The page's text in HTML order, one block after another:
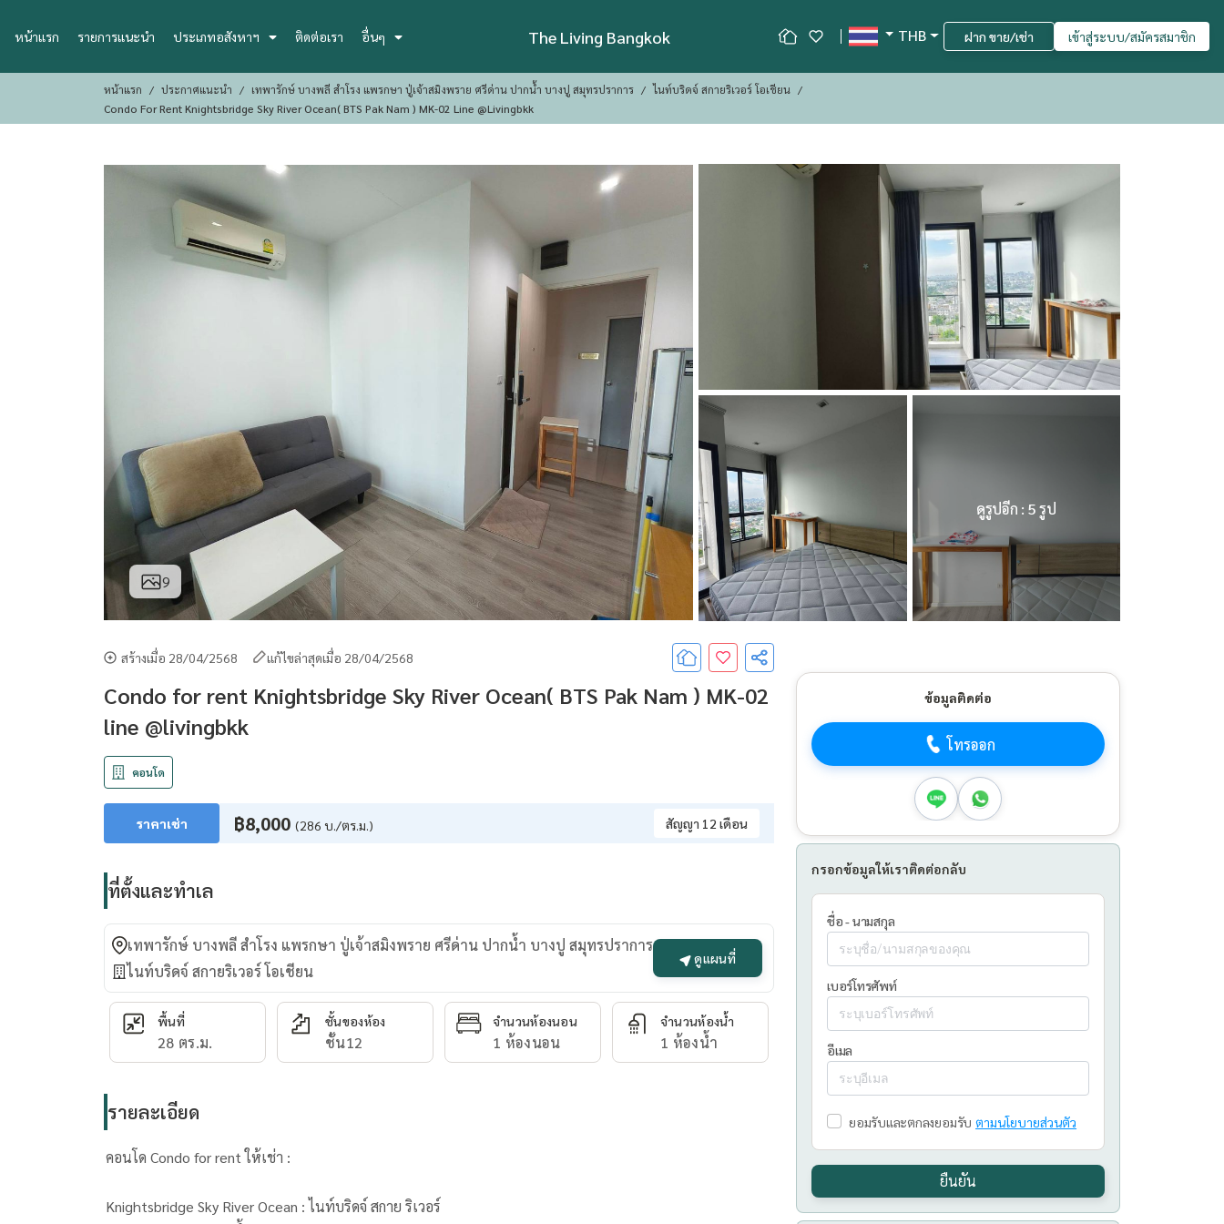
หน้าแรก รายการแนะนำ ประเภทอสังหาฯ ติดต่อเรา อื่นๆ The Living Bangkok THB ฝาก ขาย/เช่า เข้าสู่ระบบ/สมัครสมาชิก
หน้าแรก ประกาศแนะนำ เทพารักษ์ บางพลี สำโรง แพรกษา ปู่เจ้าสมิงพราย ศรีด่าน ปากน้ำ บางปู สมุทรปราการ
ไนท์บริดจ์ สกายริเวอร์ โอเชียน
Condo For Rent Knightsbridge Sky River Ocean( BTS Pak Nam ) MK-02 Line @livingbkk
9
ดูรูปอีก : 5 รูป
สร้างเมื่อ 28/04/2568 แก้ไขล่าสุดเมื่อ 28/04/2568
Condo for rent Knightsbridge Sky River Ocean( BTS Pak Nam ) MK-02
line @livingbkk
คอนโด
ราคาเช่า ฿8,000 (286 บ./ตร.ม.) สัญญา 12 เดือน
ที่ตั้งและทำเล
เทพารักษ์ บางพลี สำโรง แพรกษา ปู่เจ้าสมิงพราย ศรีด่าน ปากน้ำ บางปู สมุทรปราการ
ไนท์บริดจ์ สกายริเวอร์ โอเชียน
ดูแผนที่
พื้นที่
28 ตร.ม.
ชั้นของห้อง
ชั้น12
จำนวนห้องนอน
1 ห้องนอน
จำนวนห้องน้ำ
1 ห้องน้ำ
รายละเอียด
คอนโด Condo for rent ให้เช่า :
Knightsbridge Sky River Ocean : ไนท์บริดจ์ สกาย ริเวอร์
ข้อมูลติดต่อ
โทรออก
กรอกข้อมูลให้เราติดต่อกลับ
ชื่อ - นามสกุล
เบอร์โทรศัพท์
อีเมล
ยอมรับและตกลงยอมรับ ตามนโยบายส่วนตัว
ยืนยัน